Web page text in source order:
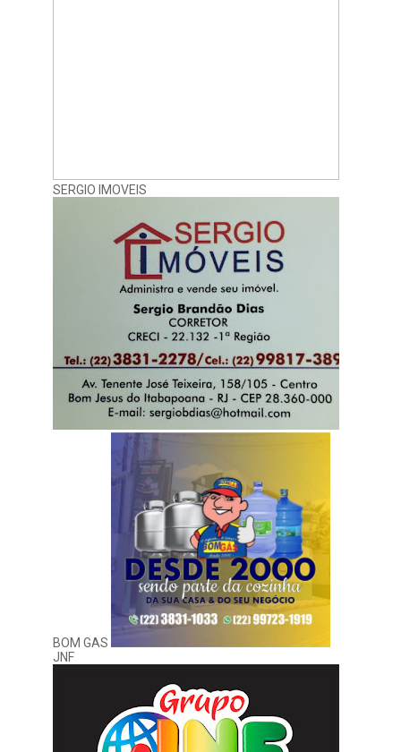
SERGIO IMOVEIS
BOM GAS
JNF